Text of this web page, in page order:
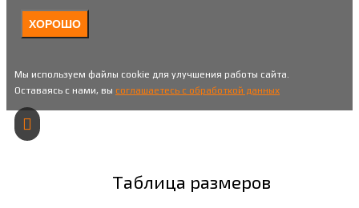
ХОРОШО
Мы используем файлы cookie для улучшения работы сайта.
Оставаясь с нами, вы соглашаетесь с обработкой данных
Таблица размеров